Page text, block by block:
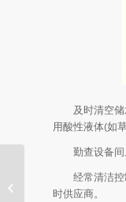
及时清空储
用酸性液体(如
勤查设备间
经常清洁控制
时供应商。
悬吊DR选择哪里医